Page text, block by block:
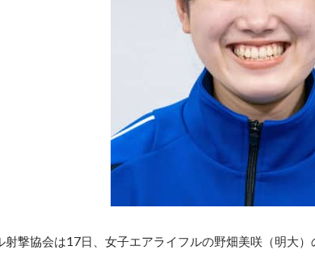
射撃協会は17日、女子エアライフルの野畑美咲（明大